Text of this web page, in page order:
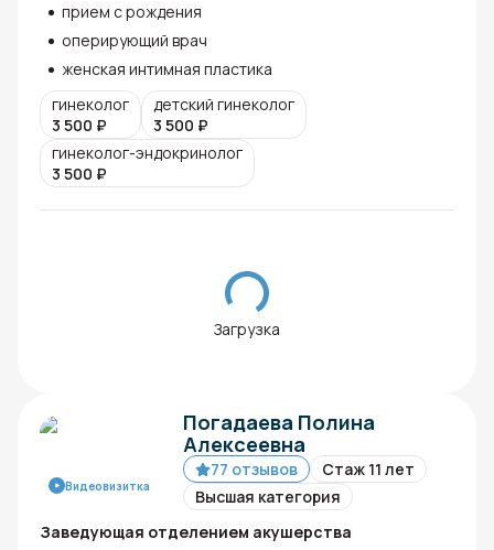
прием с рождения
оперирующий врач
женская интимная пластика
гинеколог
3 500 ₽
детский гинеколог
3 500 ₽
гинеколог-эндокринолог
3 500 ₽
Загрузка
Видеовизитка
Погадаева Полина
Алексеевна
77 отзывов
Стаж 11 лет
Высшая категория
Заведующая отделением акушерства